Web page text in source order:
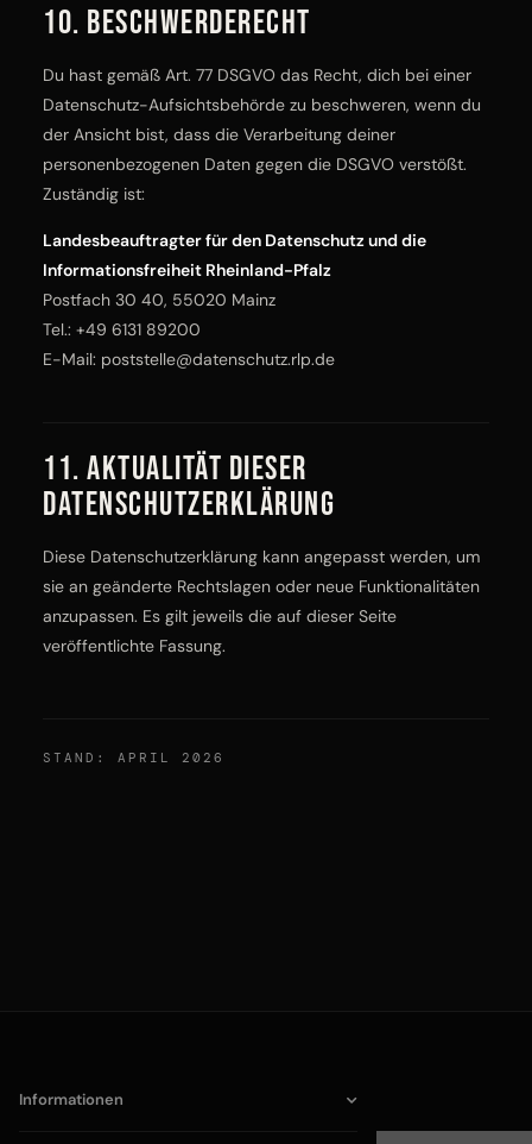
10. Beschwerderecht
Du hast gemäß Art. 77 DSGVO das Recht, dich bei einer
Datenschutz-Aufsichtsbehörde zu beschweren, wenn du
der Ansicht bist, dass die Verarbeitung deiner
personenbezogenen Daten gegen die DSGVO verstößt.
Zuständig ist:
Landesbeauftragter für den Datenschutz und die
Informationsfreiheit Rheinland-Pfalz
Postfach 30 40, 55020 Mainz
Tel.: +49 6131 89200
E-Mail: poststelle@datenschutz.rlp.de
11. Aktualität dieser
Datenschutzerklärung
Diese Datenschutzerklärung kann angepasst werden, um
sie an geänderte Rechtslagen oder neue Funktionalitäten
anzupassen. Es gilt jeweils die auf dieser Seite
veröffentlichte Fassung.
STAND: APRIL 2026
Informationen